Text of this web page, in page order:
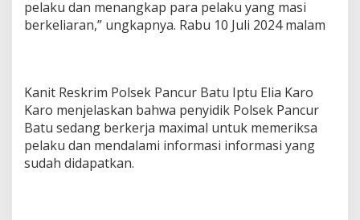
pelaku dan menangkap para pelaku yang masi
berkeliaran,” ungkapnya. Rabu 10 Juli 2024 malam
Kanit Reskrim Polsek Pancur Batu Iptu Elia Karo
Karo menjelaskan bahwa penyidik Polsek Pancur
Batu sedang berkerja maximal untuk memeriksa
pelaku dan mendalami informasi informasi yang
sudah didapatkan.